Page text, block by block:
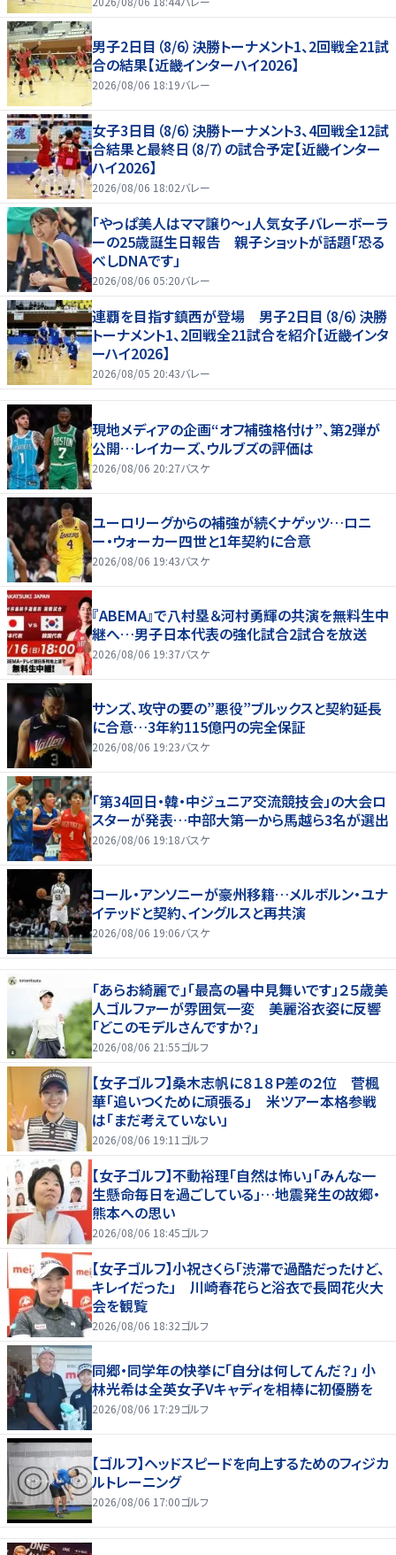
男子2日目（8/6）決勝トーナメント1、2回戦全21試
合の結果【近畿インターハイ2026】
2026/08/06 18:19バレー
女子3日目（8/6）決勝トーナメント3、4回戦全12試
合結果と最終日（8/7）の試合予定【近畿インター
ハイ2026】
2026/08/06 18:02バレー
「やっぱ美人はママ譲り～」人気女子バレーボーラ
ーの25歳誕生日報告 親子ショットが話題「恐る
べしDNAです」
2026/08/06 05:20バレー
連覇を目指す鎮西が登場 男子2日目（8/6）決勝
トーナメント1、2回戦全21試合を紹介【近畿インタ
ーハイ2026】
2026/08/05 20:43バレー
現地メディアの企画“オフ補強格付け”、第2弾が
公開…レイカーズ、ウルブズの評価は
2026/08/06 20:27バスケ
ユーロリーグからの補強が続くナゲッツ…ロニ
ー・ウォーカー四世と1年契約に合意
2026/08/06 19:43バスケ
『ABEMA』で八村塁＆河村勇輝の共演を無料生中
継へ…男子日本代表の強化試合2試合を放送
2026/08/06 19:37バスケ
サンズ、攻守の要の”悪役”ブルックスと契約延長
に合意…3年約115億円の完全保証
2026/08/06 19:23バスケ
「第34回日・韓・中ジュニア交流競技会」の大会ロ
スターが発表…中部大第一から馬越ら3名が選出
2026/08/06 19:18バスケ
コール・アンソニーが豪州移籍…メルボルン・ユナ
イテッドと契約、イングルスと再共演
2026/08/06 19:06バスケ
「あらお綺麗で」「最高の暑中見舞いです」２５歳美
人ゴルファーが雰囲気一変 美麗浴衣姿に反響
「どこのモデルさんですか？」
2026/08/06 21:55ゴルフ
【女子ゴルフ】桑木志帆に８１８Ｐ差の２位 菅楓
華「追いつくために頑張る」 米ツアー本格参戦
は「まだ考えていない」
2026/08/06 19:11 ゴルフ
【女子ゴルフ】不動裕理「自然は怖い」「みんな一
生懸命毎日を過ごしている」…地震発生の故郷・
熊本への思い
2026/08/06 18:45ゴルフ
【女子ゴルフ】小祝さくら「渋滞で過酷だったけど、
キレイだった」 川崎春花らと浴衣で長岡花火大
会を観覧
2026/08/06 18:32ゴルフ
同郷・同学年の快挙に「自分は何してんだ？」 小
林光希は全英女子Vキャディを相棒に初優勝を
2026/08/06 17:29ゴルフ
【ゴルフ】ヘッドスピードを向上するためのフィジカ
ルトレーニング
2026/08/06 17:00ゴルフ